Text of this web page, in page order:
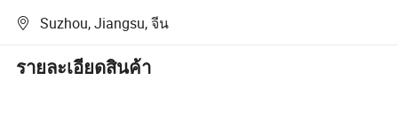
Suzhou, Jiangsu, จีน
รายละเอียดสินค้า